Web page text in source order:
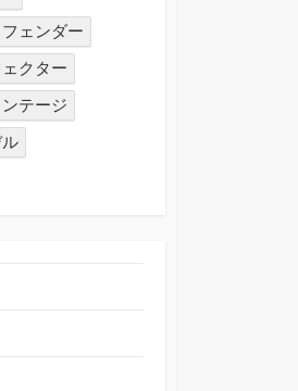
フェンダー
クター
テージ